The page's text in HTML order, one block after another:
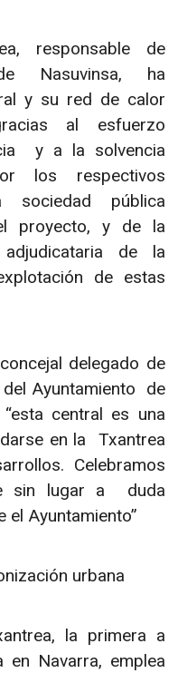
responsable de
Nasuvinsa, ha
y su red de calor
al esfuerzo
y a la solvencia
los respectivos
pública
proyecto, y de la
adjudicataria de la
de estas
delegado de
del Ayuntamiento de
central es una
en la Txantrea
Celebramos
sin lugar a duda
el Ayuntamiento”
urbana
la primera a
Navarra, emplea